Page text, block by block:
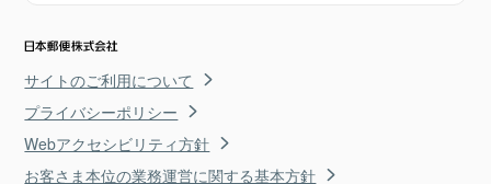
サイトのご利用について
プライバシーポリシー
Webアクセシビリティ方針
お客さま本位の業務運営に関する基本方針